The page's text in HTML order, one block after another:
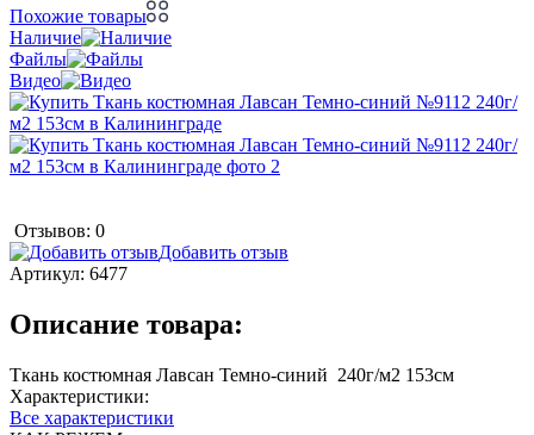
Похожие товары
Наличие
Файлы
Видео
Отзывов: 0
Добавить отзыв
Артикул: 6477
Описание товара:
Ткань костюмная Лавсан Темно-синий 240г/м2 153см
Характеристики:
Все характеристики